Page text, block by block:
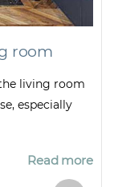
room
living room
especially
Read more